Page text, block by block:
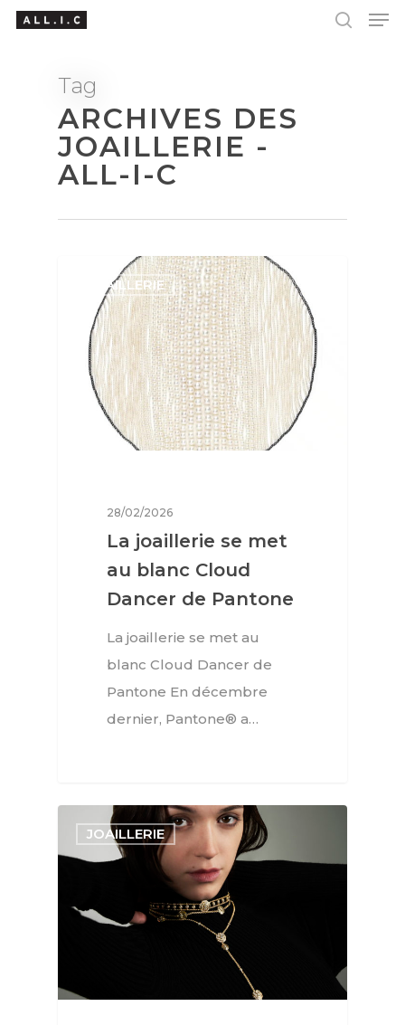
Hit enter to search or ESC to close
Tag
ARCHIVES DES
JOAILLERIE -
ALL-I-C
JOAILLERIE
28/02/2026
La joaillerie se met
au blanc Cloud
Dancer de Pantone
La joaillerie se met au
blanc Cloud Dancer de
Pantone En décembre
dernier, Pantone® a…
JOAILLERIE